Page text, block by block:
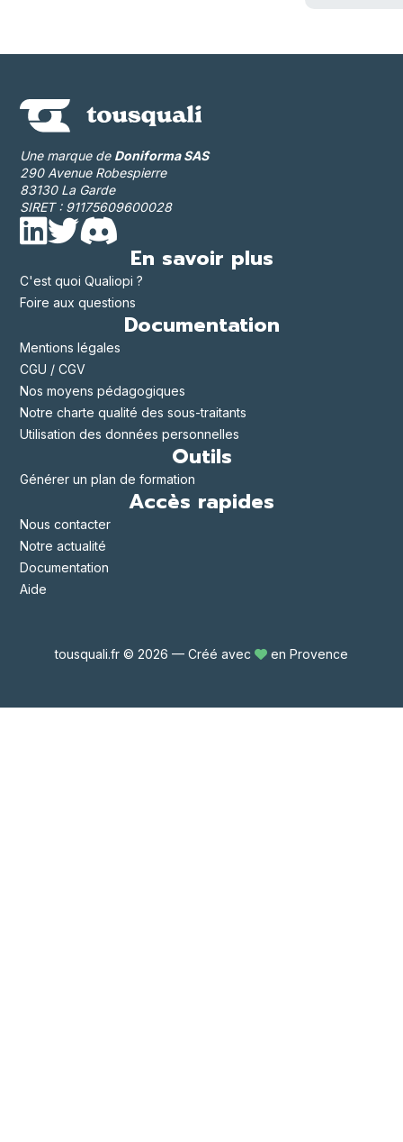
Une marque de Doniforma SAS
290 Avenue Robespierre
83130 La Garde
SIRET : 91175609600028
En savoir plus
C'est quoi Qualiopi ?
Foire aux questions
Documentation
Mentions légales
CGU / CGV
Nos moyens pédagogiques
Notre charte qualité des sous-traitants
Utilisation des données personnelles
Outils
Générer un plan de formation
Accès rapides
Nous contacter
Notre actualité
Documentation
Aide
tousquali.fr © 2026 — Créé avec en Provence